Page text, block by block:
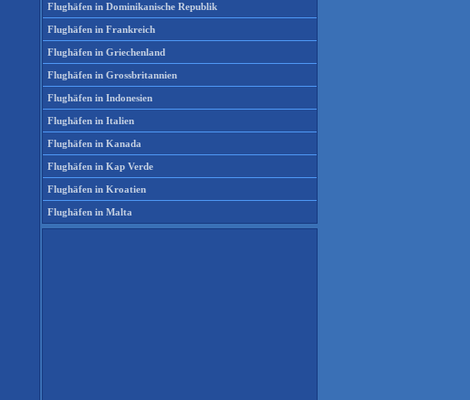
Flughäfen in Dominikanische Republik
Flughäfen in Frankreich
Flughäfen in Griechenland
Flughäfen in Grossbritannien
Flughäfen in Indonesien
Flughäfen in Italien
Flughäfen in Kanada
Flughäfen in Kap Verde
Flughäfen in Kroatien
Flughäfen in Malta